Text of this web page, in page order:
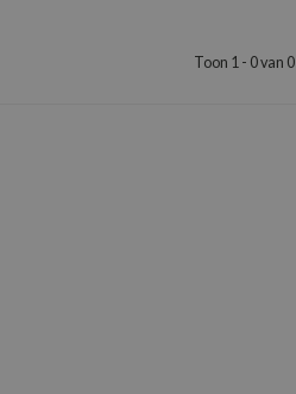
Toon 1 - 0 van 0